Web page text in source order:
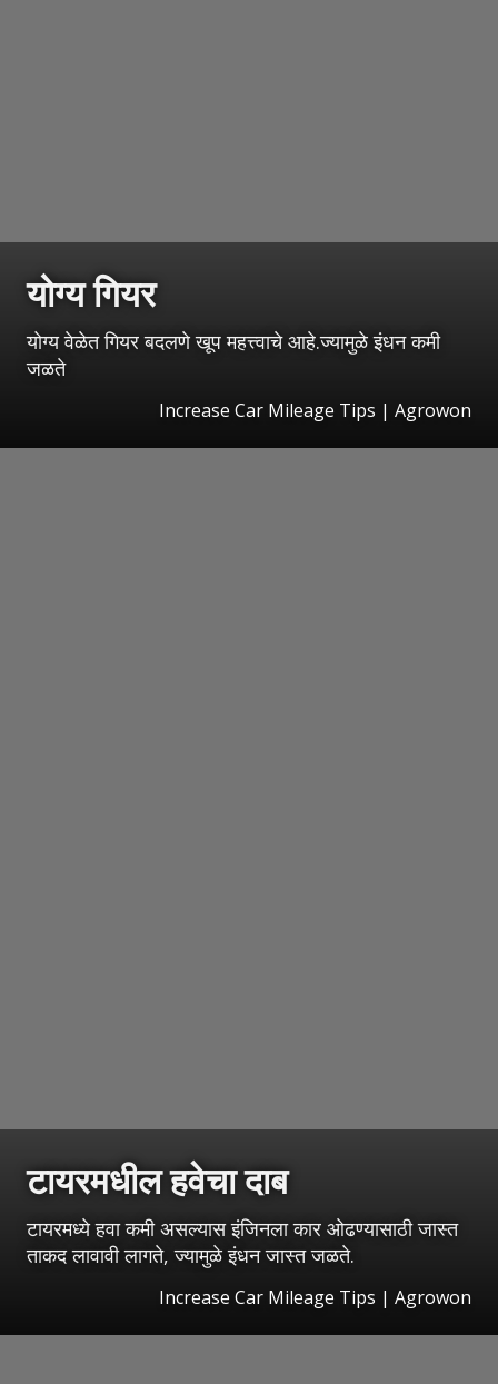
योग्य गियर
योग्य वेळेत गियर बदलणे खूप महत्त्वाचे आहे.ज्यामुळे इंधन कमी
जळते
Increase Car Mileage Tips | Agrowon
टायरमधील हवेचा दाब
टायरमध्ये हवा कमी असल्यास इंजिनला कार ओढण्यासाठी जास्त
ताकद लावावी लागते, ज्यामुळे इंधन जास्त जळते.
Increase Car Mileage Tips | Agrowon